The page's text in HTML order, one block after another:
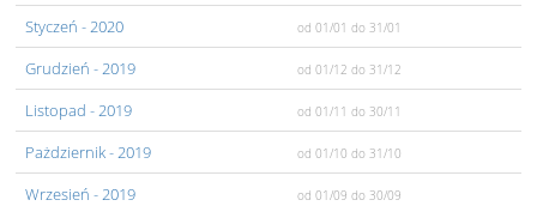
Styczeń - 2020 od 01/01 do 31/01
Grudzień - 2019 od 01/12 do 31/12
Listopad - 2019 od 01/11 do 30/11
Pażdziernik- 2019 od 01/10 do 31/10
Wrzesień - 2019 od 01/09 do 30/09